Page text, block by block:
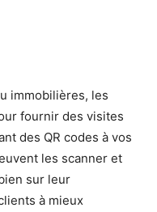
immobilières, les
fournir des visites
des QR codes à vos
les scanner et
sur leur
à mieux